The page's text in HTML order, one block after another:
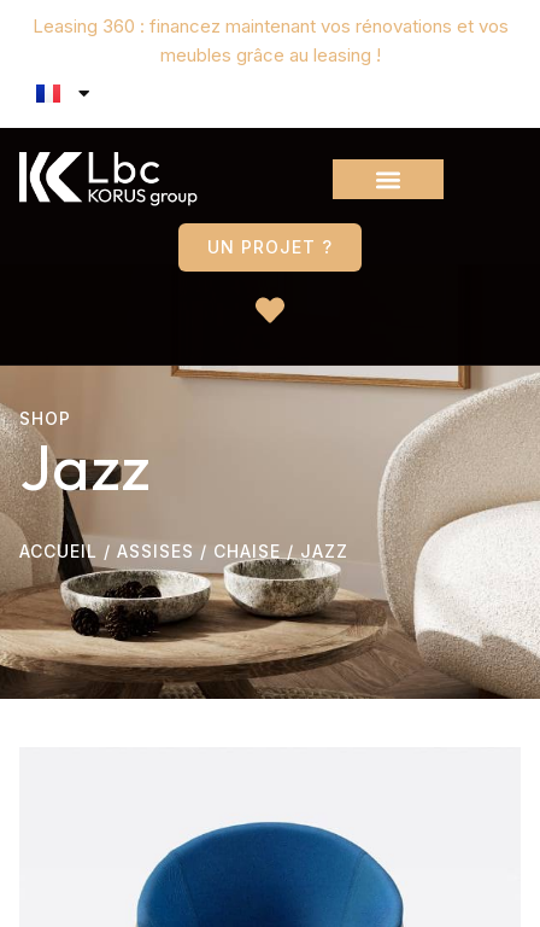
Leasing 360 : financez maintenant vos rénovations et vos
meubles grâce au leasing !
UN PROJET ?
SHOP
Jazz
ACCUEIL / ASSISES / CHAISE / JAZZ